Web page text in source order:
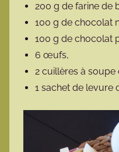
200 g de farine de
100 g de chocolat
100 g de chocolat
6 œufs,
2 cuillères à soupe
1 sachet de levure